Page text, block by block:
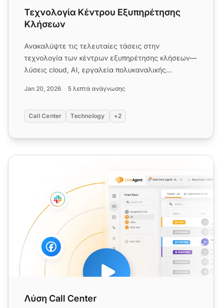
Τεχνολογία Κέντρου Εξυπηρέτησης
Κλήσεων
Ανακαλύψτε τις τελευταίες τάσεις στην
τεχνολογία των κέντρων εξυπηρέτησης κλήσεων—
λύσεις cloud, AI, εργαλεία πολυκαναλικής
Jan 20, 2026 5 λεπτά ανάγνωσης
Call Center Technology +2
Λύση Call Center
Λύση Call Center